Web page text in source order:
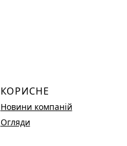
КОРИСНЕ
Новини компаній
Огляди